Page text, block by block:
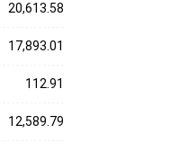
20,613.58
17,893.01
112.91
12,589.79